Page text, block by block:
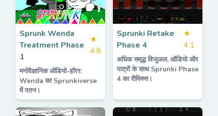
Sprunk Wenda
Treatment Phase
1
★
4.8
मनोवैज्ञानिक ऑडियो-हॉरर:
Wenda का Sprunkiverse
में पतन।
Sprunki Retake
Phase 4
★
4.1
अधिक समृद्ध विजुअल, ऑडियो और
पात्रों के साथ Sprunki Phase
4 का रीमिक्स।